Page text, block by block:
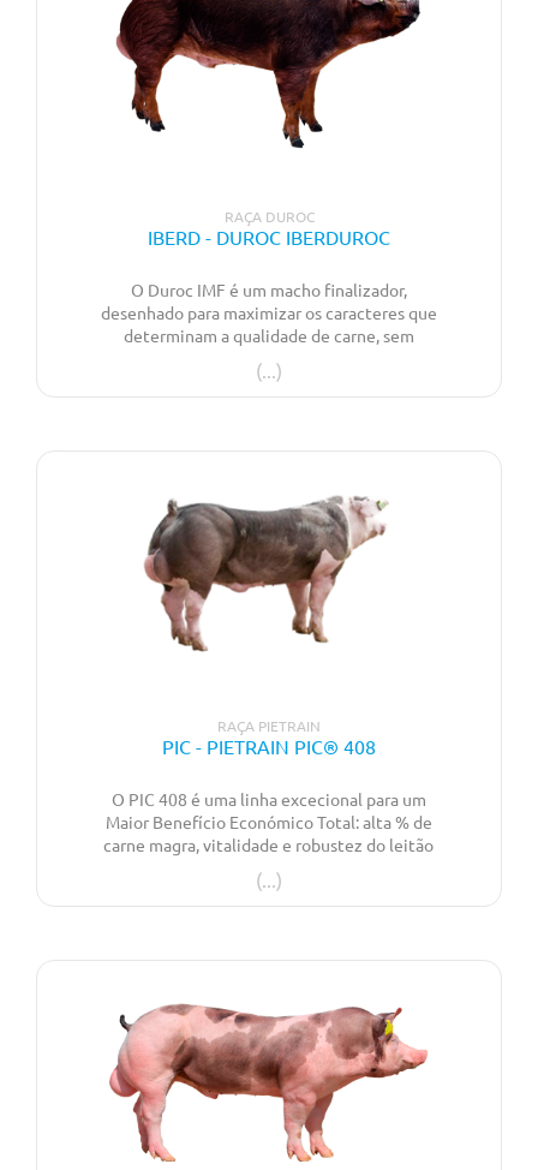
RAÇA DUROC
IBERD - DUROC IBERDUROC
O Duroc IMF é um macho finalizador,
desenhado para maximizar os caracteres que
determinam a qualidade de carne, sem
penalizar o rendimento das peças nobres. A
descendência destes animais apresenta um
equilíbrio perfeito, entre qualidade de
RAÇA PIETRAIN
PIC - PIETRAIN PIC® 408
O PIC 408 é uma linha excecional para um
Maior Benefício Económico Total: alta % de
carne magra, vitalidade e robustez do leitão
produzido, excelente crescimento e eficiência
alimentar.